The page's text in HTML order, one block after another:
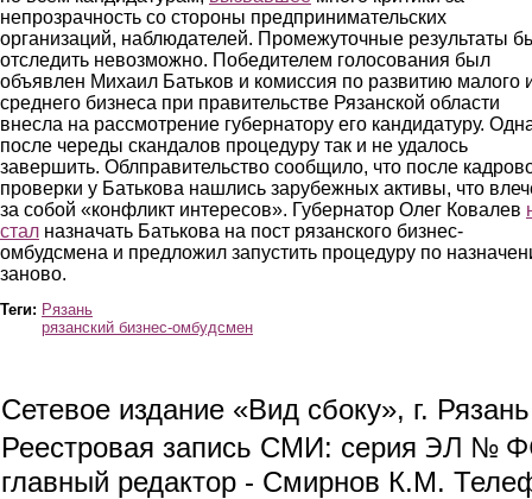
непрозрачность со стороны предпринимательских
организаций, наблюдателей. Промежуточные результаты
отследить невозможно. Победителем голосования был
объявлен Михаил Батьков и комиссия по развитию малого
среднего бизнеса при правительстве Рязанской области
внесла на рассмотрение губернатору его кандидатуру.
после череды скандалов процедуру так и не удалось
завершить. Облправительство сообщило, что после
проверки у Батькова нашлись зарубежных активы, что
за собой «конфликт интересов». Губернатор Олег Ковалев
стал назначать Батькова на пост рязанского бизнес-
омбудсмена и предложил запустить процедуру по
заново.
Теги: Рязань
рязанский бизнес-омбудсмен
Сетевое издание «Вид сбоку», г.
Реестровая запись СМИ: серия ЭЛ №
главный редактор - Смирнов К.М.